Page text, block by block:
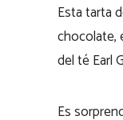
Esta tarta
chocolate,
del té Earl
Es